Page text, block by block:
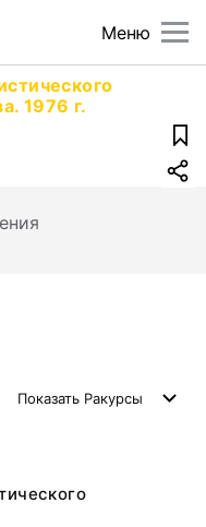
Меню
1976 г.
Показать Ракурсы